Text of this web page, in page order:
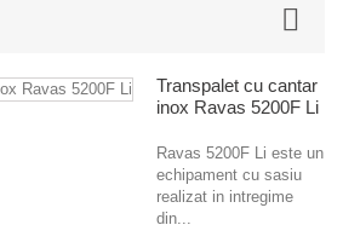
Transpalet cu cantar
inox Ravas 5200F Li
Ravas 5200F Li este un
echipament cu sasiu
realizat in intregime
din...